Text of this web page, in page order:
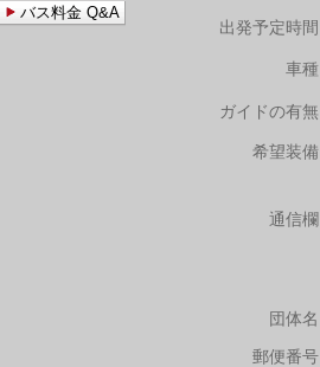
出発予定時間
車種
ガイドの有無
希望装備
通信欄
団体名
郵便番号
バス料金 Q&A